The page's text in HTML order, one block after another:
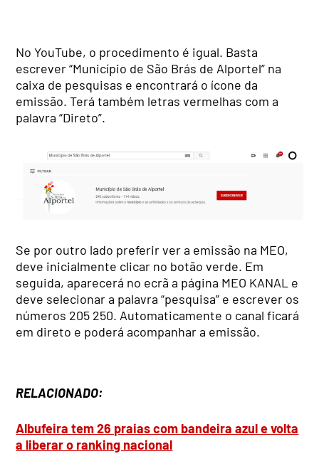
No YouTube, o procedimento é igual. Basta
escrever “Município de São Brás de Alportel” na
caixa de pesquisas e encontrará o ícone da
emissão. Terá também letras vermelhas com a
palavra “Direto”.
Se por outro lado preferir ver a emissão na MEO,
deve inicialmente clicar no botão verde. Em
seguida, aparecerá no ecrã a página MEO KANAL e
deve selecionar a palavra “pesquisa” e escrever os
números 205 250. Automaticamente o canal ficará
em direto e poderá acompanhar a emissão.
RELACIONADO:
Albufeira tem 26 praias com bandeira azul e volta
a liberar o ranking nacional